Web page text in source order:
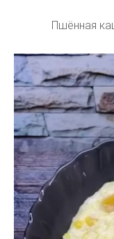
Пшённая